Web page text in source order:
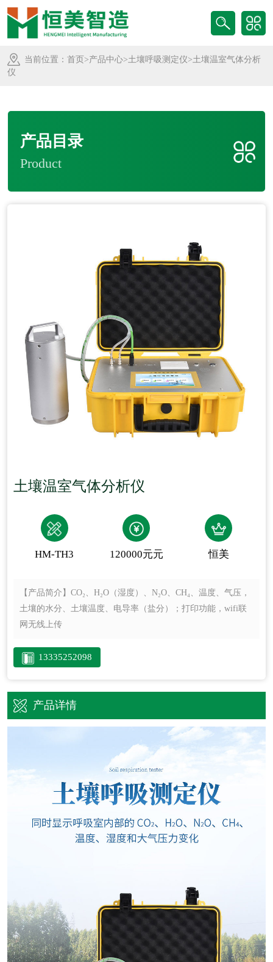
当前位置： 首页 >产品中心>土壤呼吸测定仪>土壤温室气体分析
仪
产品目录
Product
土壤温室气体分析仪
HM-TH3 120000元元 恒美
【产品简介】 CO₂、H₂O（湿度）、N₂O、CH₄、温度、气压，
土壤的水分、土壤温度、电导率（盐分）；打印功能，wifi联
网无线上传
13335252098
产品详情